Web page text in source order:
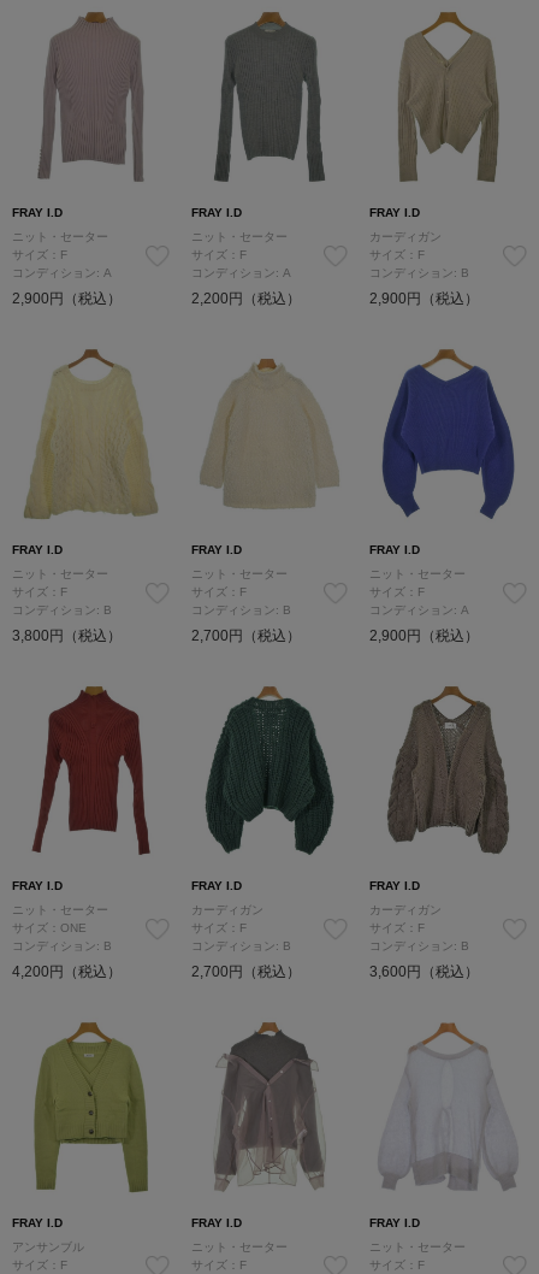
FRAY I.D
ニット・セーター
サイズ：F
コンディション: A
2,900円（税込）
FRAY I.D
ニット・セーター
サイズ：F
コンディション: A
2,200円（税込）
FRAY I.D
カーディガン
サイズ：F
コンディション: B
2,900円（税込）
FRAY I.D
ニット・セーター
サイズ：F
コンディション: B
3,800円（税込）
FRAY I.D
ニット・セーター
サイズ：F
コンディション: B
2,700円（税込）
FRAY I.D
ニット・セーター
サイズ：F
コンディション: A
2,900円（税込）
FRAY I.D
ニット・セーター
サイズ：ONE
コンディション: B
4,200円（税込）
FRAY I.D
カーディガン
サイズ：F
コンディション: B
2,700円（税込）
FRAY I.D
カーディガン
サイズ：F
コンディション: B
3,600円（税込）
FRAY I.D
アンサンブル
サイズ：F
FRAY I.D
ニット・セーター
サイズ：F
FRAY I.D
ニット・セーター
サイズ：F